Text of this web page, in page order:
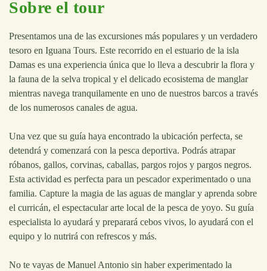
Sobre el tour
Presentamos una de las excursiones más populares y un verdadero
tesoro en Iguana Tours. Este recorrido en el estuario de la isla
Damas es una experiencia única que lo lleva a descubrir la flora y
la fauna de la selva tropical y el delicado ecosistema de manglar
mientras navega tranquilamente en uno de nuestros barcos a través
de los numerosos canales de agua.
Una vez que su guía haya encontrado la ubicación perfecta, se
detendrá y comenzará con la pesca deportiva. Podrás atrapar
róbanos, gallos, corvinas, caballas, pargos rojos y pargos negros.
Esta actividad es perfecta para un pescador experimentado o una
familia. Capture la magia de las aguas de manglar y aprenda sobre
el curricán, el espectacular arte local de la pesca de yoyo. Su guía
especialista lo ayudará y preparará cebos vivos, lo ayudará con el
equipo y lo nutrirá con refrescos y más.
No te vayas de Manuel Antonio sin haber experimentado la